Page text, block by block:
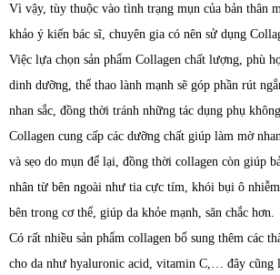
Vì vậy, tùy thuộc vào tình trạng mụn của bản thân
khảo ý kiến bác sĩ, chuyên gia có nên sử dụng
Việc lựa chọn sản phẩm Collagen chất lượng, phù
dinh dưỡng, thể thao lành mạnh sẽ góp phần rút
nhan sắc, đồng thời tránh những tác dụng phụ
Collagen cung cấp các dưỡng chất giúp làm mờ
và sẹo do mụn để lại, đồng thời collagen còn giúp
nhân từ bên ngoài như tia cực tím, khói bụi ô
bên trong cơ thể, giúp da khỏe mạnh, săn chắc hơn.
Có rất nhiều sản phẩm collagen bổ sung thêm các
cho da như hyaluronic acid, vitamin C,… đây cũng